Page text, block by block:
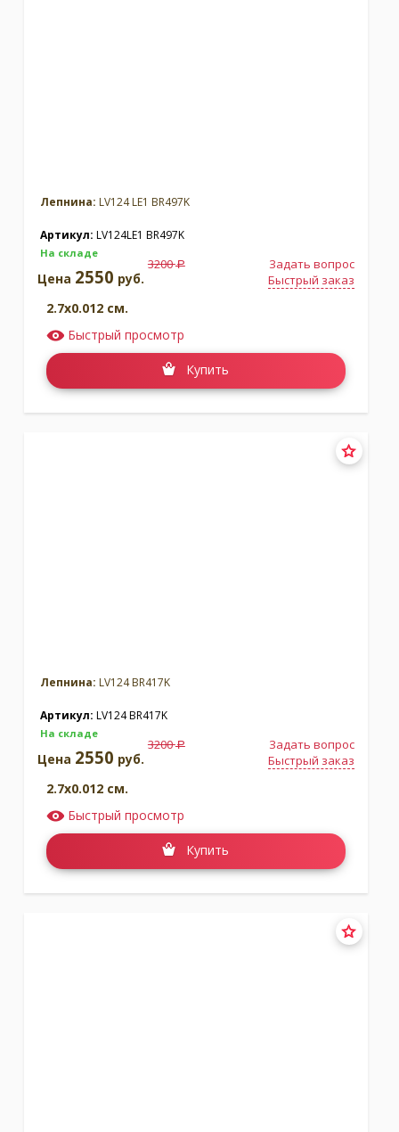
Лепнина: LV124 LE1 BR497K
Артикул: LV124LE1 BR497K
На складе
Задать вопрос
Быстрый заказ
Цена 2550 руб.
3200a
2.7x0.012 см.
Быстрый просмотр
Купить
Лепнина: LV124 BR417K
Артикул: LV124 BR417K
На складе
Задать вопрос
Быстрый заказ
Цена 2550 руб.
3200a
2.7x0.012 см.
Быстрый просмотр
Купить